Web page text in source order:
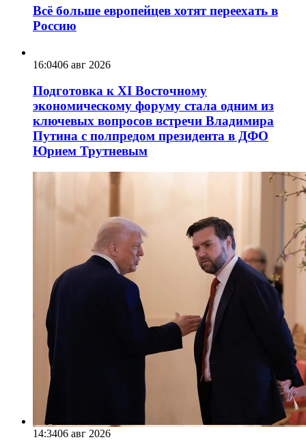
Всё больше европейцев хотят переехать в
Россию
16:0406 авг 2026
Подготовка к XI Восточному
экономическому форуму стала одним из
ключевых вопросов встречи Владимира
Путина с полпредом президента в ДФО
Юрием Трутневым
14:3406 авг 2026